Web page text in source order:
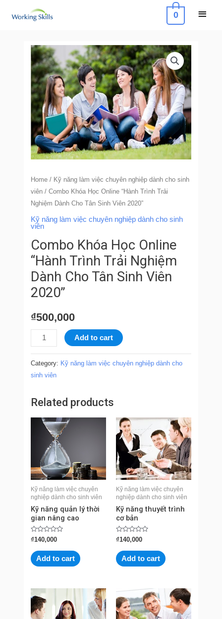
0
Home / Kỹ năng làm việc chuyên nghiệp dành cho sinh
viên / Combo Khóa Học Online “Hành Trình Trải
Nghiệm Dành Cho Tân Sinh Viên 2020”
Kỹ năng làm việc chuyên nghiệp dành cho sinh
viên
Combo Khóa Học Online
“Hành Trình Trải Nghiệm
Dành Cho Tân Sinh Viên
2020”
₫500,000
Combo
Khóa
Học
Online
"Hành
Trình
Trải
Nghiệm
Dành
2020"
quantity
Add to cart
Category: Kỹ năng làm việc chuyên nghiệp dành cho
sinh viên
Related products
Kỹ năng làm việc chuyên
nghiệp dành cho sinh viên
Kỹ năng quản lý thời
gian nâng cao
Rated
0
out
of
5
₫140,000
Add to cart
Kỹ năng làm việc chuyên
nghiệp dành cho sinh viên
Kỹ năng thuyết trình
cơ bản
Rated
out
of
5
₫140,000
Add to cart